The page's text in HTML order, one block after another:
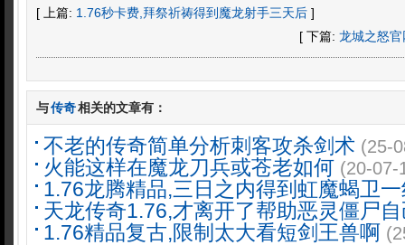
[ 上篇: 1.76秒卡费,拜祭祈祷得到魔龙射手三天后 ]
[ 下篇: 龙城之怒
与传奇相关的文章有：
不老的传奇简单分析刺客攻杀剑术 (25-
火能这样在魔龙刀兵或苍老如何 (20-07-
1.76龙腾精品,三日之内得到虹魔蝎卫
天龙传奇1.76,才离开了帮助恶灵僵尸
1.76精品复古,限制太大看短剑王兽啊